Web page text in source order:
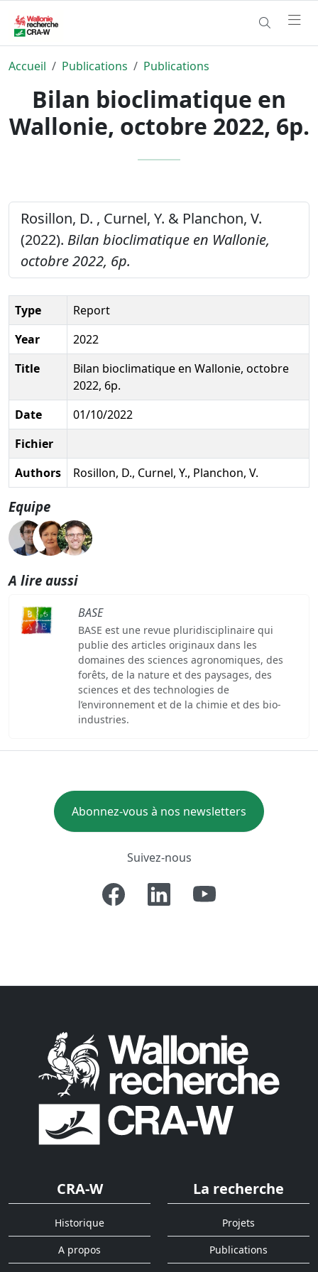
Accueil Publications Publications
Bilan bioclimatique en
Wallonie, octobre 2022, 6p.
Rosillon, D. , Curnel, Y. & Planchon, V.
(2022). Bilan bioclimatique en Wallonie,
octobre 2022, 6p.
Type
Report
Year
2022
Title
Bilan bioclimatique en Wallonie, octobre
2022, 6p.
Date
01/10/2022
Fichier
Authors
Rosillon, D., Curnel, Y., Planchon, V.
Equipe
A lire aussi
BASE
BASE est une revue pluridisciplinaire qui
publie des articles originaux dans les
domaines des sciences agronomiques, des
forêts, de la nature et des paysages, des
sciences et des technologies de
l’environnement et de la chimie et des bio-
industries.
Abonnez-vous à nos newsletters
Suivez-nous
CRA-W
Historique
A propos
La recherche
Projets
Publications